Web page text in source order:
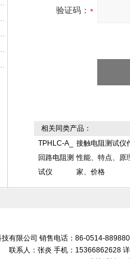
验证码：
相关同类产品：
TPHLC-A_
回路电阻测
试仪
接触电阻测试仪
性能、特点、原
家、价格
有限公司 销售电话：86-0514-
联系人：张炎 手机：15366862628